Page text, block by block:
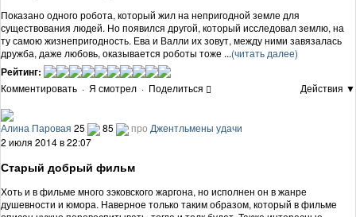
Показано одного робота, который жил на непригодной земле для
существования людей. Но появился другой, который исследовал землю, на
ту самою жизнепригодность. Ева и Валли их зовут, между ними завязалась
дружба, даже любовь, оказывается роботы тоже ...(читать далее)
Рейтинг:
Комментировать · Я смотрел · Поделиться Действия ▼
Алина Паровая 25 85 про Джентльмены удачи
2 июля 2014 в 22:07
Старый добрый фильм
Хоть и в фильме много зэковского жаргона, но исполнен он в жанре
душевности и юмора. Наверное только таким образом, который в фильме